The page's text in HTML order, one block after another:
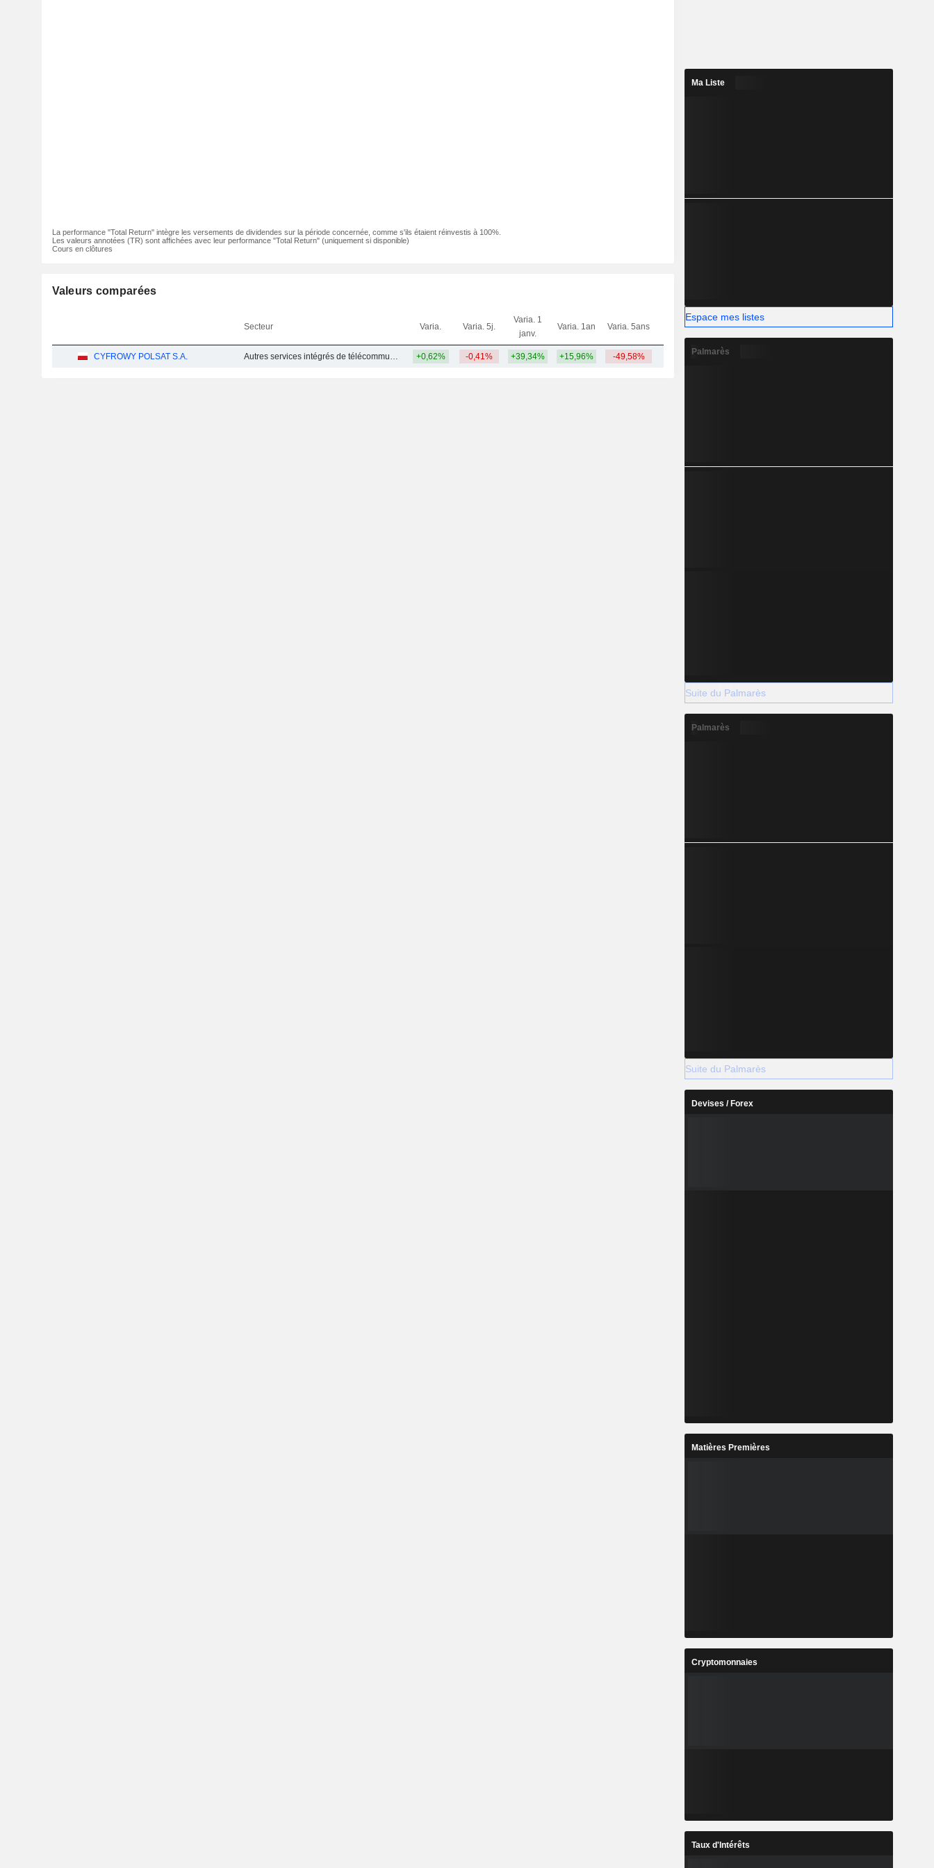
La performance "Total Return" intègre les versements de dividendes sur la période concernée, comme s'ils étaient réinvestis à 100%.
Les valeurs annotées (TR) sont affichées avec leur performance "Total Return" (uniquement si disponible)
Cours en clôtures
Valeurs comparées
Secteur Varia. Varia. 5j.
Varia. 1
janv.
Varia. 1an Varia. 5ans Capi. CT MT LT
CYFROWY POLSAT S.A. Autres services intégrés de télécommunications +0,62% -0,41% +39,34% +15,96% -49,58% 2,92 Md
Ma Liste
Espace mes listes
Palmarès
Suite du Palmarès
Palmarès
Suite du Palmarès
Devises / Forex
Matières Premières
Cryptomonnaies
Taux d'Intérêts